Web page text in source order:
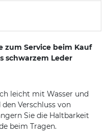
zum Service beim Kauf
schwarzem Leder
leicht mit Wasser und
Verschluss von
Sie die Haltbarkeit
beim Tragen.